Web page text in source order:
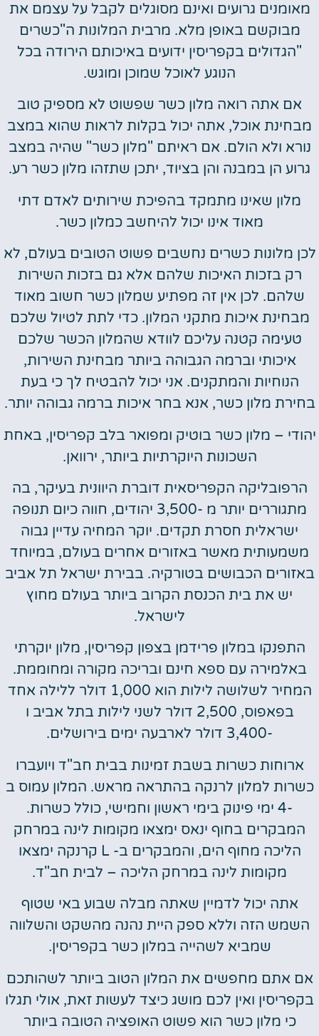
מאומנים גרועים ואינם מסוגלים לקבל על עצמם את
מבוקשם באופן מלא. מרבית המלונות ה"כשרים
"הגדולים בקפריסין ידועים באיכותם הירודה בכל
הנוגע לאוכל שמוכן ומוגש.
אם אתה רואה מלון כשר שפשוט לא מספיק טוב
מבחינת אוכל, אתה יכול בקלות לראות שהוא במצב
נורא ולא הולם. אם ראיתם "מלון כשר" שהיה במצב
גרוע הן במבנה והן בציוד, יתכן שתזהו מלון כשר רע.
מלון שאינו מתמקד בהפיכת שירותים לאדם דתי
מאוד אינו יכול להיחשב כמלון כשר.
לכן מלונות כשרים נחשבים פשוט הטובים בעולם, לא
רק בזכות האיכות שלהם אלא גם בזכות השירות
שלהם. לכן אין זה מפתיע שמלון כשר חשוב מאוד
מבחינת איכות מתקני המלון. כדי לתת לטיול שלכם
טעימה קטנה עליכם לוודא שהמלון הכשר שלכם
איכותי וברמה הגבוהה ביותר מבחינת השירות,
הנוחיות והמתקנים. אני יכול להבטיח לך כי בעת
בחירת מלון כשר, אנא בחר איכות ברמה גבוהה יותר.
יהודי – מלון כשר בוטיק ומפואר בלב קפריסין, באחת
השכונות היוקרתיות ביותר, ירוואן.
הרפובליקה הקפריסאית דוברת היוונית בעיקר, בה
מתגוררים יותר מ -3,500 יהודים, חווה כיום תנופה
ישראלית חסרת תקדים. יוקר המחיה עדיין גבוה
משמעותית מאשר באזורים אחרים בעולם, במיוחד
באזורים הכבושים בטורקיה. בבירת ישראל תל אביב
יש את בית הכנסת הקרוב ביותר בעולם מחוץ
לישראל.
התפנקו במלון פרידמן בצפון קפריסין, מלון יוקרתי
באלמירה עם ספא חינם ובריכה מקורה ומחוממת.
המחיר לשלושה לילות הוא 1,000 דולר ללילה אחד
בפאפוס, 2,500 דולר לשני לילות בתל אביב ו
-3,400 דולר לארבעה ימים בירושלים.
ארוחות כשרות בשבת זמינות בבית חב"ד ויועברו
כשרות למלון לרנקה בהתראה מראש. המלון עמוס ב
-4 ימי פינוק בימי ראשון וחמישי, כולל כשרות.
המבקרים בחוף ינאס ימצאו מקומות לינה במרחק
הליכה מחוף הים, והמבקרים ב- L קרנקה ימצאו
מקומות לינה במרחק הליכה – לבית חב"ד.
אתה יכול לדמיין שאתה מבלה שבוע באי שטוף
השמש הזה וללא ספק היית נהנה מהשקט והשלווה
שמביא לשהייה במלון כשר בקפריסין.
אם אתם מחפשים את המלון הטוב ביותר לשהותכם
בקפריסין ואין לכם מושג כיצד לעשות זאת, אולי תגלו
כי מלון כשר הוא פשוט האופציה הטובה ביותר